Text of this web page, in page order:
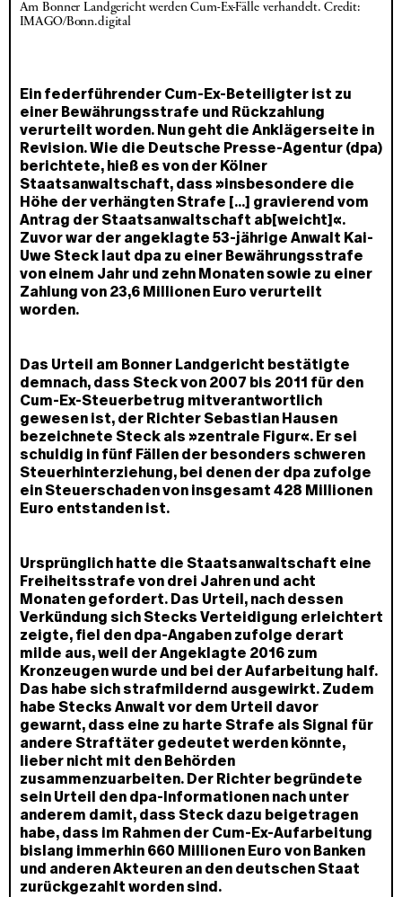
Am Bonner Landgericht werden Cum-Ex-Fälle verhandelt. Credit:
IMAGO/Bonn.digital
Ein federführender Cum-Ex-Beteiligter ist zu
einer Bewährungsstrafe und Rückzahlung
verurteilt worden. Nun geht die Anklägerseite in
Revision. Wie die Deutsche Presse-Agentur (dpa)
berichtete, hieß es von der Kölner
Staatsanwaltschaft, dass »insbesondere die
Höhe der verhängten Strafe [...] gravierend vom
Antrag der Staatsanwaltschaft ab[weicht]«.
Zuvor war der angeklagte 53-jährige Anwalt Kai-
Uwe Steck laut dpa zu einer Bewährungsstrafe
von einem Jahr und zehn Monaten sowie zu einer
Zahlung von 23,6 Millionen Euro verurteilt
worden.
Das Urteil am Bonner Landgericht bestätigte
demnach, dass Steck von 2007 bis 2011 für den
Cum-Ex-Steuerbetrug mitverantwortlich
gewesen ist, der Richter Sebastian Hausen
bezeichnete Steck als »zentrale Figur«. Er sei
schuldig in fünf Fällen der besonders schweren
Steuerhinterziehung, bei denen der dpa zufolge
ein Steuerschaden von insgesamt 428 Millionen
Euro entstanden ist.
Ursprünglich hatte die Staatsanwaltschaft eine
Freiheitsstrafe von drei Jahren und acht
Monaten gefordert. Das Urteil, nach dessen
Verkündung sich Stecks Verteidigung erleichtert
zeigte, fiel den dpa-Angaben zufolge derart
milde aus, weil der Angeklagte 2016 zum
Kronzeugen wurde und bei der Aufarbeitung half.
Das habe sich strafmildernd ausgewirkt. Zudem
habe Stecks Anwalt vor dem Urteil davor
gewarnt, dass eine zu harte Strafe als Signal für
andere Straftäter gedeutet werden könnte,
lieber nicht mit den Behörden
zusammenzuarbeiten. Der Richter begründete
sein Urteil den dpa-Informationen nach unter
anderem damit, dass Steck dazu beigetragen
habe, dass im Rahmen der Cum-Ex-Aufarbeitung
bislang immerhin 660 Millionen Euro von Banken
und anderen Akteuren an den deutschen Staat
zurückgezahlt worden sind.